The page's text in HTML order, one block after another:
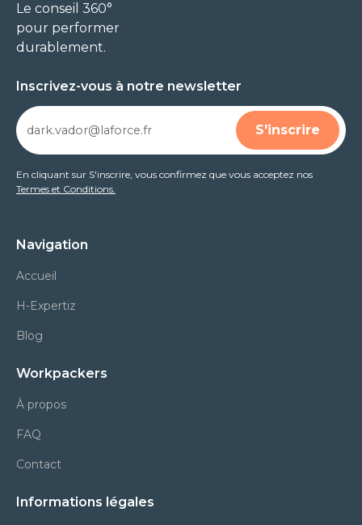
Le conseil 360°
pour performer
durablement.
Inscrivez-vous à notre newsletter
En cliquant sur S'inscrire, vous confirmez que vous acceptez nos
Termes et Conditions.
Navigation
Accueil
H-Expertiz
Blog
Workpackers
À propos
FAQ
Contact
Informations légales